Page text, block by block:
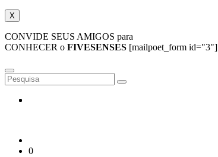
X
CONVIDE SEUS AMIGOS para
CONHECER o FIVESENSES [mailpoet_form id="3"]
0